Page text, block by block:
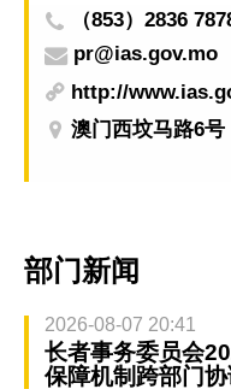
（853）2836
pr@ias.gov.mo
http://
澳门西坟马路6号
部门新闻
2026-08-07 20:41
长者事务委员会
保障机制跨部门